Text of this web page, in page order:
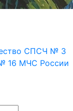
СПСЧ № 3
16 МЧС России